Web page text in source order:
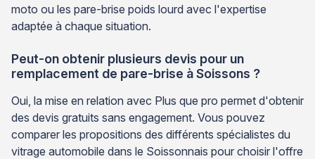
moto ou les pare-brise poids lourd avec l'expertise
adaptée à chaque situation.
Peut-on obtenir plusieurs devis pour un
remplacement de pare-brise à Soissons ?
Oui, la mise en relation avec Plus que pro permet d'obtenir
des devis gratuits sans engagement. Vous pouvez
comparer les propositions des différents spécialistes du
vitrage automobile dans le Soissonnais pour choisir l'offre